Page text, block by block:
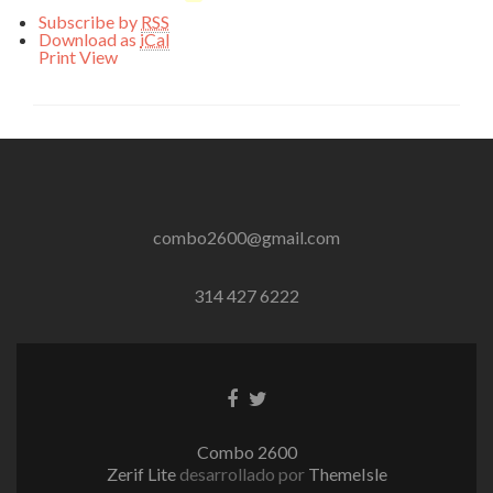
Subscribe by RSS
Download as iCal
PrintView
combo2600@gmail.com
314 427 6222
EnlaceEnlace
Combo 2600
Zerif Lite desarrollado por ThemeIsle